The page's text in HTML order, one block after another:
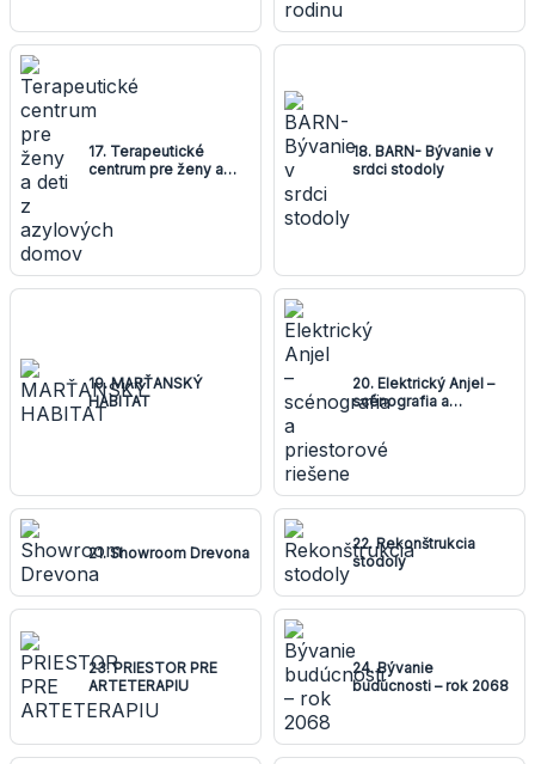
17. Terapeutické
centrum pre ženy a
18. BARN- Bývanie v
srdci stodoly
19. MARŤANSKÝ
HABITAT
20. Elektrický Anjel –
scénografia a
21. Showroom Drevona
22. Rekonštrukcia
stodoly
23. PRIESTOR PRE
ARTETERAPIU
24. Bývanie
budúcnosti – rok 2068